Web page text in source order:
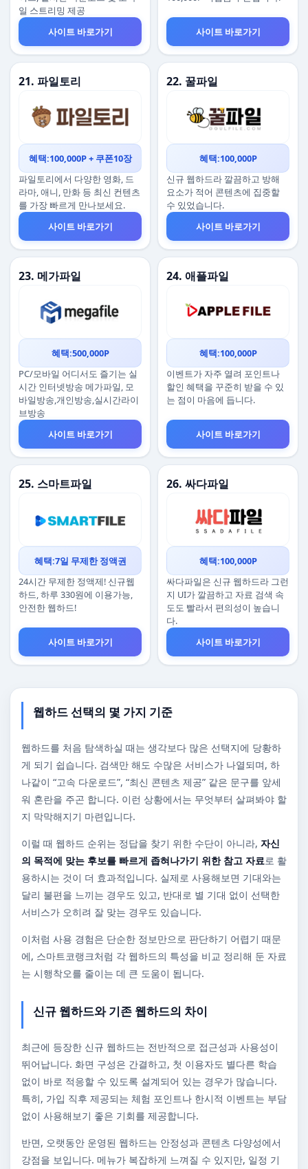
일 스트리밍 제공
사이트 바로가기
사이트 바로가기
21. 파일토리
혜택:100,000P + 쿠폰10장
파일토리에서 다양한 영화, 드
라마, 애니, 만화 등 최신 컨텐츠
를 가장 빠르게 만나보세요.
사이트 바로가기
22. 꿀파일
혜택:100,000P
신규 웹하드라 깔끔하고 방해
요소가 적어 콘텐츠에 집중할
수 있었습니다.
사이트 바로가기
23. 메가파일
혜택:500,000P
PC/모바일 어디서도 즐기는 실
시간 인터넷방송 메가파일, 모
바일방송,개인방송,실시간라이
브방송
사이트 바로가기
24. 애플파일
혜택:100,000P
이벤트가 자주 열려 포인트나
할인 혜택을 꾸준히 받을 수 있
는 점이 마음에 듭니다.
사이트 바로가기
25. 스마트파일
혜택:7일 무제한 정액권
24시간 무제한 정액제! 신규웹
하드, 하루 330원에 이용가능,
안전한 웹하드!
사이트 바로가기
26. 싸다파일
혜택:100,000P
싸다파일은 신규 웹하드라 그런
지 UI가 깔끔하고 자료 검색 속
도도 빨라서 편의성이 높습니
다.
사이트 바로가기
웹하드 선택의 몇 가지 기준
웹하드를 처음 탐색하실 때는 생각보다 많은 선택지에 당황하
게 되기 쉽습니다. 검색만 해도 수많은 서비스가 나열되며, 하
나같이 “고속 다운로드”, “최신 콘텐츠 제공” 같은 문구를 앞세
워 혼란을 주곤 합니다. 이런 상황에서는 무엇부터 살펴봐야 할
지 막막해지기 마련입니다.
이럴 때 웹하드 순위는 정답을 찾기 위한 수단이 아니라, 자신
의 목적에 맞는 후보를 빠르게 좁혀나가기 위한 참고 자료로 활
용하시는 것이 더 효과적입니다. 실제로 사용해보면 기대와는
달리 불편을 느끼는 경우도 있고, 반대로 별 기대 없이 선택한
서비스가 오히려 잘 맞는 경우도 있습니다.
이처럼 사용 경험은 단순한 정보만으로 판단하기 어렵기 때문
에, 스마트코랭크처럼 각 웹하드의 특성을 비교 정리해 둔 자료
는 시행착오를 줄이는 데 큰 도움이 됩니다.
신규 웹하드와 기존 웹하드의 차이
최근에 등장한 신규 웹하드는 전반적으로 접근성과 사용성이
뛰어납니다. 화면 구성은 간결하고, 첫 이용자도 별다른 학습
없이 바로 적응할 수 있도록 설계되어 있는 경우가 많습니다.
특히, 가입 직후 제공되는 체험 포인트나 한시적 이벤트는 부담
없이 사용해보기 좋은 기회를 제공합니다.
반면, 오랫동안 운영된 웹하드는 안정성과 콘텐츠 다양성에서
강점을 보입니다. 메뉴가 복잡하게 느껴질 수 있지만, 일정 기